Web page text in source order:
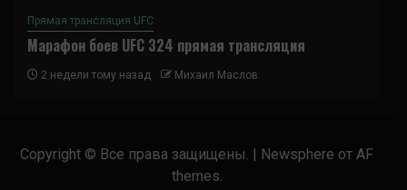
Прямая трансляция UFC
Марафон боев UFC 324 прямая трансляция
2 недели тому назад Михаил Маслов
Copyright © Все права защищены. Newsphere от AF
themes.